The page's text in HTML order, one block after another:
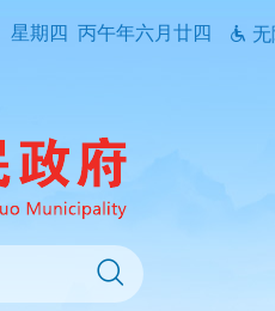
星期四 丙午年六月廿四